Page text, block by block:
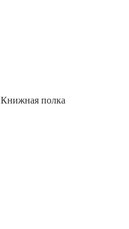
Книжная полка